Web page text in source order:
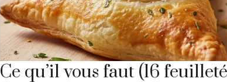
Ce qu’il vous faut (16